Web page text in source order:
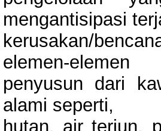
mengantisipasi
kerusakan/
elemen-elemen
penyusun dari
alami seperti,
hutan, air terjun,